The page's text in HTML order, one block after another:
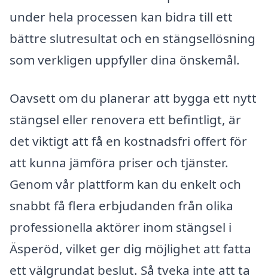
under hela processen kan bidra till ett
bättre slutresultat och en stängsellösning
som verkligen uppfyller dina önskemål.
Oavsett om du planerar att bygga ett nytt
stängsel eller renovera ett befintligt, är
det viktigt att få en kostnadsfri offert för
att kunna jämföra priser och tjänster.
Genom vår plattform kan du enkelt och
snabbt få flera erbjudanden från olika
professionella aktörer inom stängsel i
Äsperöd, vilket ger dig möjlighet att fatta
ett välgrundat beslut. Så tveka inte att ta